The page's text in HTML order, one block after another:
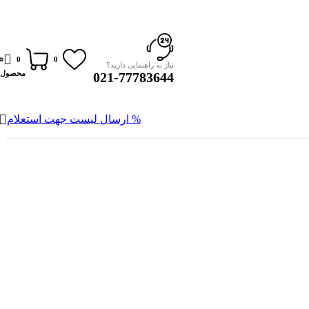
نیاز به راهنمایی دارید؟
021-77783644
0
0
محصول
% ارسال لیست جهت استعلام